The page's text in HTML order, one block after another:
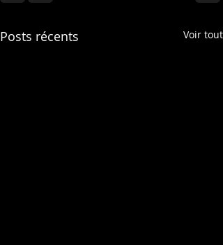
Posts récents Voir tout